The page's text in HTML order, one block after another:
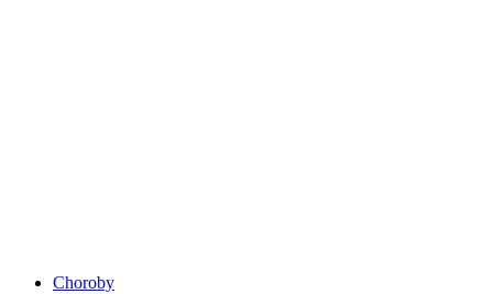
Choroby